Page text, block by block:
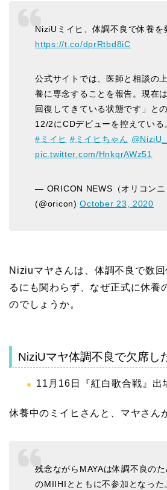
NiziUミイヒ、体調不良で休養を
https://t.co/dprRtbd8iC
公式サイトでは、医師と相談の
養に専念することを報告。現在
回復してきている状態です」と
12/2にCDデビューを控えている
#ミイヒ #ミイヒちゃん
pic.twitter.com/HnkqrAWz51
— ORICON NEWS（オリコンニ
(@oricon)October 23, 2020
Niziuマヤさんは、体調不良で数
るにも関わらず、なぜ正式に休養
のでしょうか。
NiziUマヤ体調不良で欠席し
11月16日『紅白歌合戦』出
休養中のミイヒさんと、マヤさん
残念ながらMAYAは体調不良の
のMIIHIとともに不参加となった